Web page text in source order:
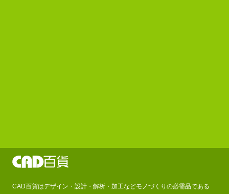
CAD百貨はデザイン・設計・解析・加工などモノづくりの必需品である